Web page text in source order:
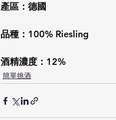
產區：德國
品種：100% Riesling
酒精濃度：12%
簡單挑酒